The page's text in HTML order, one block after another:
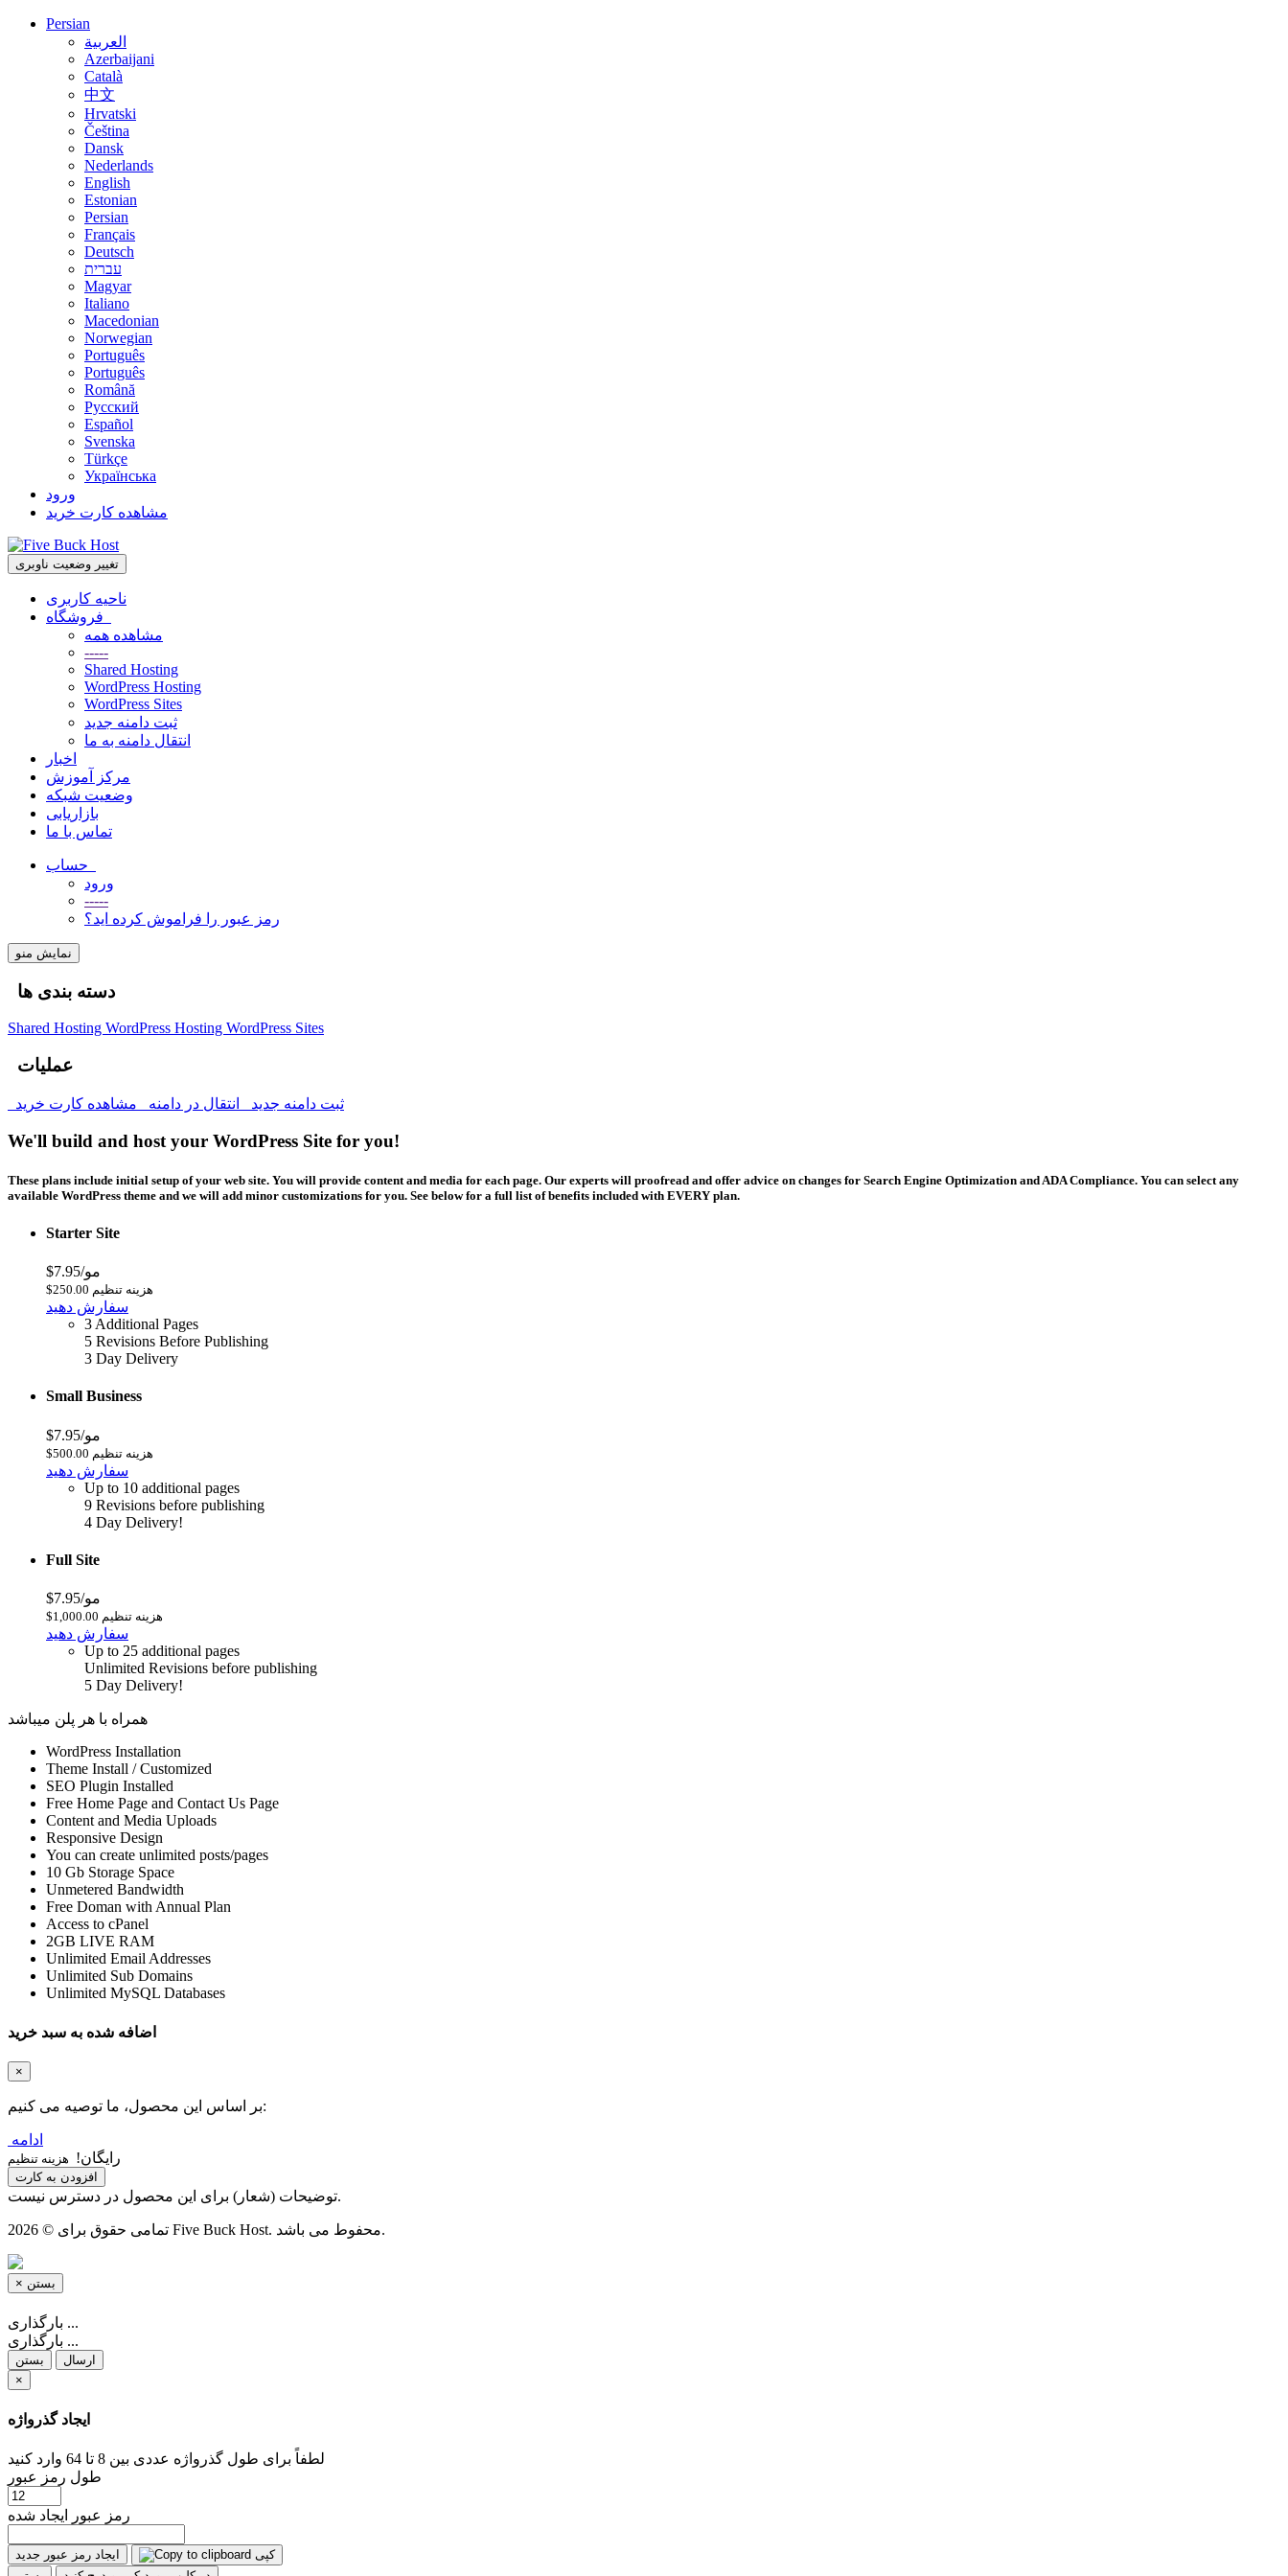
Persian
العربية
Azerbaijani
Català
中文
Hrvatski
Čeština
Dansk
Nederlands
English
Estonian
Persian
Français
Deutsch
עברית
Magyar
Italiano
Macedonian
Norwegian
Português
Português
Română
Русский
Español
Svenska
Türkçe
Українська
ورود
مشاهده کارت خرید
تغییر وضعیت ناوبری
ناحیه کاربری
مشاهده همه
-----
Shared Hosting
WordPress Hosting
WordPress Sites
ثبت دامنه جدید
انتقال دامنه به ما
اخبار
مرکز آموزش
وضعیت شبکه
بازاریابی
تماس با ما
ورود
-----
رمز عبور را فراموش کرده اید؟
نمایش منو
دسته بندی ها
Shared Hosting WordPress Hosting WordPress Sites
عملیات
ثبت دامنه جدید انتقال در دامنه مشاهده کارت خرید
We'll build and host your WordPress Site for you!
These plans include initial setup of your web site. You will provide content and media for each page. Our experts will proofread and offer advice on changes for Search Engine Optimization and ADA Compliance. You can select any
available WordPress theme and we will add minor customizations for you. See below for a full list of benefits included with EVERY plan.
Starter Site
$7.95/مو
$250.00 هزینه تنظیم
سفارش دهید
3 Additional Pages
5 Revisions Before Publishing
3 Day Delivery
Small Business
$7.95/مو
$500.00 هزینه تنظیم
سفارش دهید
Up to 10 additional pages
9 Revisions before publishing
4 Day Delivery!
Full Site
$7.95/مو
$1,000.00 هزینه تنظیم
سفارش دهید
Up to 25 additional pages
Unlimited Revisions before publishing
5 Day Delivery!
همراه با هر پلن میباشد
WordPress Installation
Theme Install / Customized
SEO Plugin Installed
Free Home Page and Contact Us Page
Content and Media Uploads
Responsive Design
You can create unlimited posts/pages
10 Gb Storage Space
Unmetered Bandwidth
Free Doman with Annual Plan
Access to cPanel
2GB LIVE RAM
Unlimited Email Addresses
Unlimited Sub Domains
Unlimited MySQL Databases
اضافه شده به سبد خرید
×
بر اساس این محصول، ما توصیه می کنیم:
ادامه
رایگان! هزینه تنظیم
افزودن به کارت
توضیحات (شعار) برای این محصول در دسترس نیست.
تمامی حقوق برای © 2026 Five Buck Host. محفوط می باشد.
× بستن
بارگذاری ...
بارگذاری ...
بستن
ارسال
×
ایجاد گذرواژه
لطفاً برای طول گذرواژه عددی بین 8 تا 64 وارد کنید
طول رمز عبور
رمز عبور ایجاد شده
ایجاد رمز عبور جدید
کپی